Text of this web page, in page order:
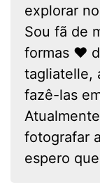
explorar
Sou fã de
formas ❤
tagliatelle,
fazê-las
fotografar
espero